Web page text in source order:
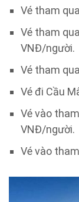
Vé tham
Vé tham
VNĐ/người.
Vé tham
Vé đi Cầu
Vé vào
VNĐ/người.
Vé vào